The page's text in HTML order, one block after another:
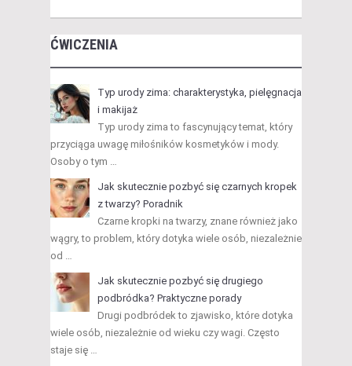
ĆWICZENIA
Typ urody zima: charakterystyka, pielęgnacja
i makijaż
Typ urody zima to fascynujący temat, który
przyciąga uwagę miłośników kosmetyków i mody.
Osoby o tym …
Jak skutecznie pozbyć się czarnych kropek
z twarzy? Poradnik
Czarne kropki na twarzy, znane również jako
wągry, to problem, który dotyka wiele osób, niezależnie
od …
Jak skutecznie pozbyć się drugiego
podbródka? Praktyczne porady
Drugi podbródek to zjawisko, które dotyka
wiele osób, niezależnie od wieku czy wagi. Często
staje się …